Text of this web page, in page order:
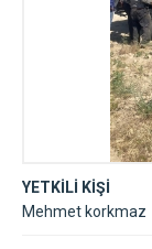
YETKİLİ KİŞİ
Mehmet korkmaz